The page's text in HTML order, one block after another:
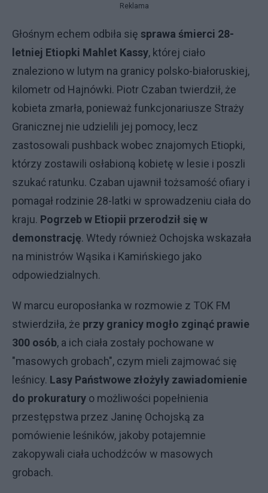
Reklama
Głośnym echem odbiła się sprawa śmierci 28-
letniej Etiopki Mahlet Kassy, której ciało
znaleziono w lutym na granicy polsko-białoruskiej,
kilometr od Hajnówki. Piotr Czaban twierdził, że
kobieta zmarła, ponieważ funkcjonariusze Straży
Granicznej nie udzielili jej pomocy, lecz
zastosowali pushback wobec znajomych Etiopki,
którzy zostawili osłabioną kobietę w lesie i poszli
szukać ratunku. Czaban ujawnił tożsamość ofiary i
pomagał rodzinie 28-latki w sprowadzeniu ciała do
kraju. Pogrzeb w Etiopii przerodził się w
demonstrację. Wtedy również Ochojska wskazała
na ministrów Wąsika i Kamińskiego jako
odpowiedzialnych.
W marcu europosłanka w rozmowie z TOK FM
stwierdziła, że przy granicy mogło zginąć prawie
300 osób, a ich ciała zostały pochowane w
"masowych grobach", czym mieli zajmować się
leśnicy. Lasy Państwowe złożyły zawiadomienie
do prokuratury o możliwości popełnienia
przestępstwa przez Janinę Ochojską za
pomówienie leśników, jakoby potajemnie
zakopywali ciała uchodźców w masowych
grobach.